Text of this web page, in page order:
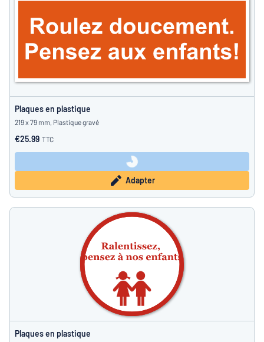
Particulier / Entreprise
Plaques en plastique
219 x 79 mm, Plastique gravé
€25.99 TTC
Adapter
Plaques en plastique